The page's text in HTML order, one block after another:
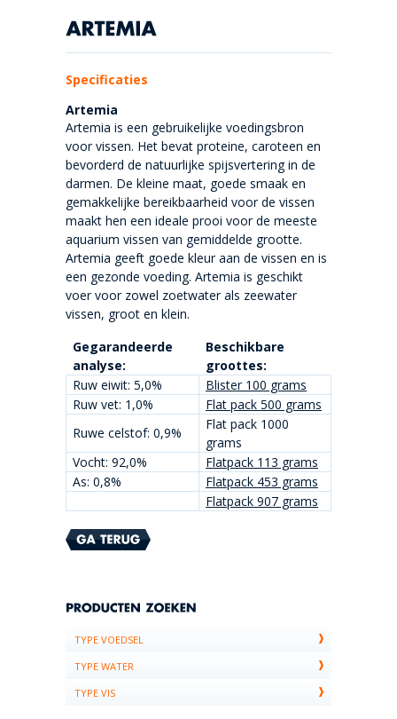
Specificaties
Artemia
Artemia is een gebruikelijke voedingsbron
voor vissen. Het bevat proteine, caroteen en
bevorderd de natuurlijke spijsvertering in de
darmen. De kleine maat, goede smaak en
gemakkelijke bereikbaarheid voor de vissen
maakt hen een ideale prooi voor de meeste
aquarium vissen van gemiddelde grootte.
Artemia geeft goede kleur aan de vissen en is
een gezonde voeding. Artemia is geschikt
voer voor zowel zoetwater als zeewater
vissen, groot en klein.
Gegarandeerde
analyse:
Beschikbare
groottes:
Ruw eiwit: 5,0%
Blister 100 grams
Ruw vet: 1,0%
Flat pack 500 grams
Ruwe celstof: 0,9%
Flat pack 1000
grams
Vocht: 92,0%
Flatpack 113 grams
As: 0,8%
Flatpack 453 grams
Flatpack 907 grams
TYPE VOEDSEL
TYPE WATER
TYPE VIS